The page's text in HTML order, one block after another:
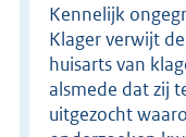
Kennelijk
Klager verwijt
huisarts van
alsmede dat zij
uitgezocht